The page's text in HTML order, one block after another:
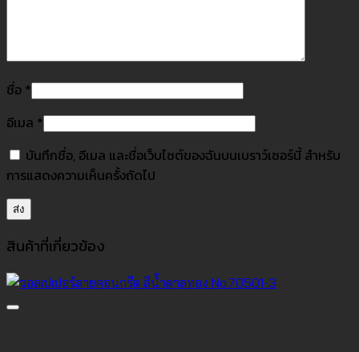
ชื่อ *
อีเมล *
บันทึกชื่อ, อีเมล และชื่อเว็บไซต์ของฉันบนเบราว์เซอร์นี้ สำหรับ
การแสดงความเห็นครั้งถัดไป
สินค้าที่เกี่ยวข้อง